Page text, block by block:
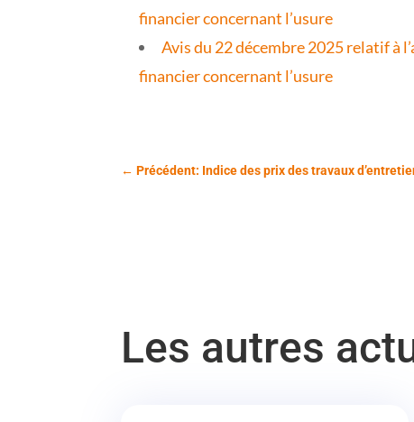
financier concernant l’usure
Avis du 22 décembre 2025 relatif à
financier concernant l’usure
←Précédent: Indice des prix des travaux
Les autres